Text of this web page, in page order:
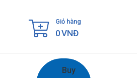
Giỏ hàng
0VNĐ
Buy